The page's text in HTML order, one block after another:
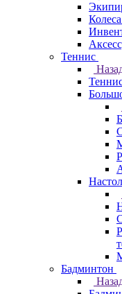
Теннис
Бадминтон